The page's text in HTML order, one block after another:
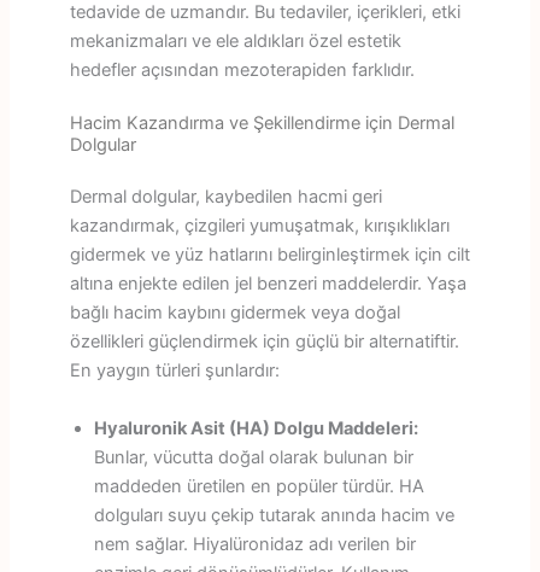
tedavide de uzmandır. Bu tedaviler, içerikleri, etki
mekanizmaları ve ele aldıkları özel estetik
hedefler açısından mezoterapiden farklıdır.
Hacim Kazandırma ve Şekillendirme için Dermal
Dolgular
Dermal dolgular, kaybedilen hacmi geri
kazandırmak, çizgileri yumuşatmak, kırışıklıkları
gidermek ve yüz hatlarını belirginleştirmek için cilt
altına enjekte edilen jel benzeri maddelerdir. Yaşa
bağlı hacim kaybını gidermek veya doğal
özellikleri güçlendirmek için güçlü bir alternatiftir.
En yaygın türleri şunlardır:
Hyaluronik Asit (HA) Dolgu Maddeleri:
Bunlar, vücutta doğal olarak bulunan bir
maddeden üretilen en popüler türdür. HA
dolguları suyu çekip tutarak anında hacim ve
nem sağlar. Hiyalüronidaz adı verilen bir